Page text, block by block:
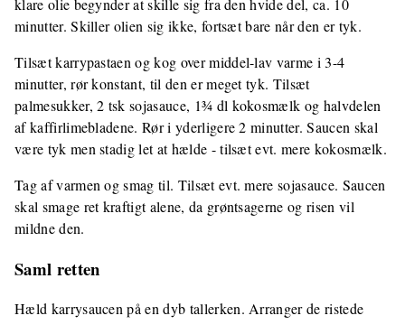
klare olie begynder at skille sig fra den hvide del, ca. 10
minutter. Skiller olien sig ikke, fortsæt bare når den er tyk.
Tilsæt karrypastaen og kog over middel-lav varme i 3-4
minutter, rør konstant, til den er meget tyk. Tilsæt
palmesukker, 2 tsk sojasauce, 1¾ dl kokosmælk og halvdelen
af kaffirlimebladene. Rør i yderligere 2 minutter. Saucen skal
være tyk men stadig let at hælde - tilsæt evt. mere kokosmælk.
Tag af varmen og smag til. Tilsæt evt. mere sojasauce. Saucen
skal smage ret kraftigt alene, da grøntsagerne og risen vil
mildne den.
Saml retten
Hæld karrysaucen på en dyb tallerken. Arranger de ristede